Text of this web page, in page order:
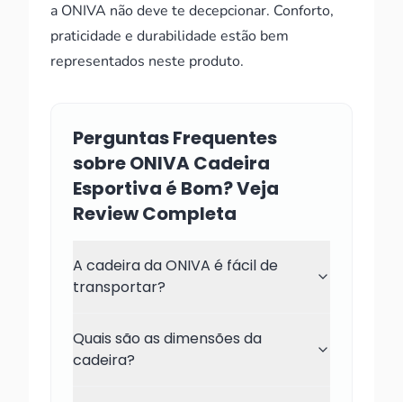
a ONIVA não deve te decepcionar. Conforto,
praticidade e durabilidade estão bem
representados neste produto.
Perguntas Frequentes
sobre ONIVA Cadeira
Esportiva é Bom? Veja
Review Completa
A cadeira da ONIVA é fácil de
transportar?
Quais são as dimensões da
cadeira?